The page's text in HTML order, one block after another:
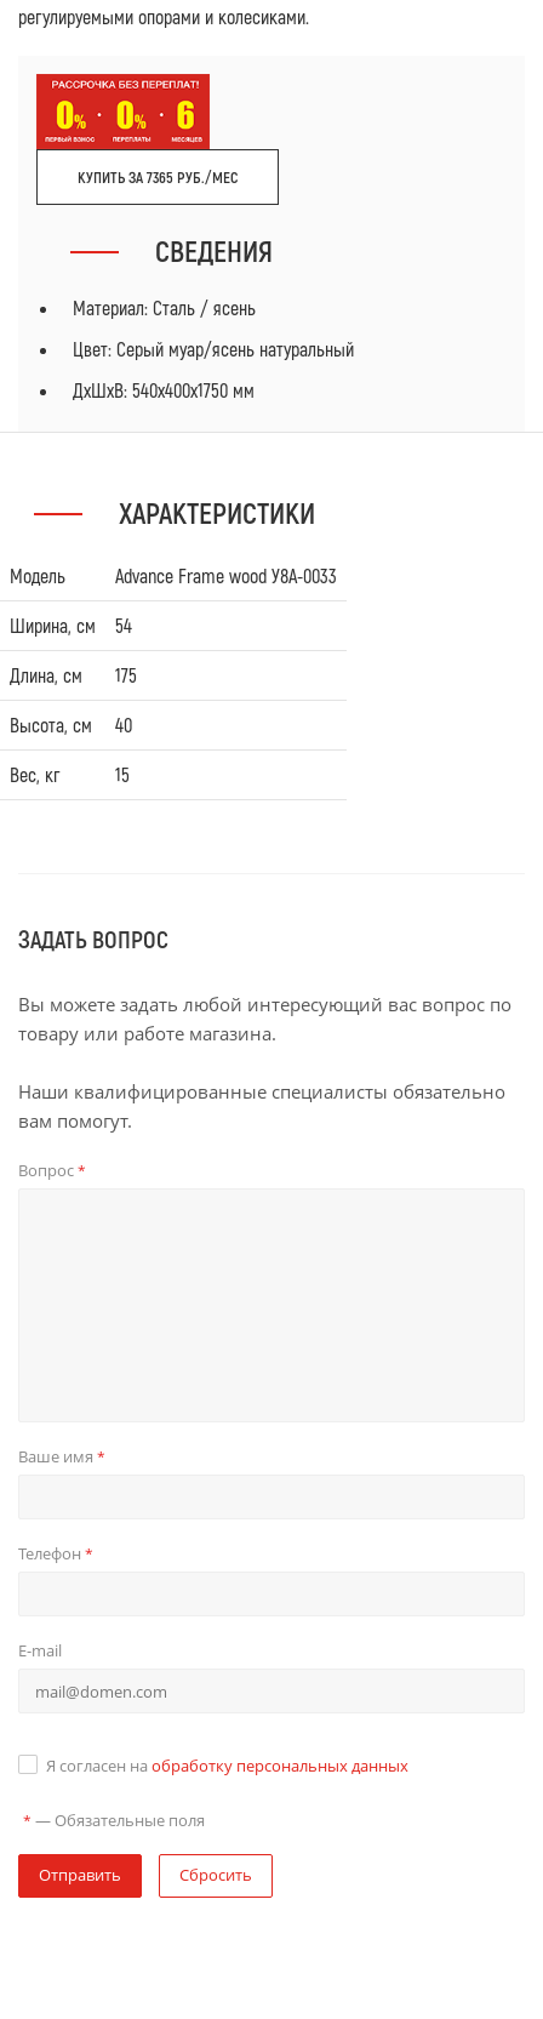
регулируемыми опорами и колесиками.
КУПИТЬ ЗА 7365 РУБ./МЕС
СВЕДЕНИЯ
Материал: Сталь / ясень
Цвет: Серый муар/ясень натуральный
ДxШxВ: 540x400x1750 мм
ХАРАКТЕРИСТИКИ
Модель Advance Frame wood У8А-0033
Ширина, см 54
Длина, см 175
Высота, см 40
Вес, кг 15
ЗАДАТЬ ВОПРОС
Вы можете задать любой интересующий вас вопрос по
товару или работе магазина.
Наши квалифицированные специалисты обязательно
вам помогут.
Вопрос*
Ваше имя *
Телефон *
E-mail
Я согласен на обработку персональных данных
* — Обязательные поля
Отправить Сбросить